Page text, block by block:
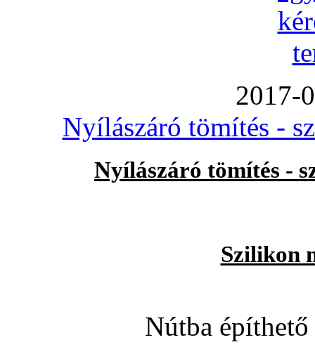
2017-
Nyílászáró tömítés -
Nyílászáró tömítés -
Szilikon
Nútba